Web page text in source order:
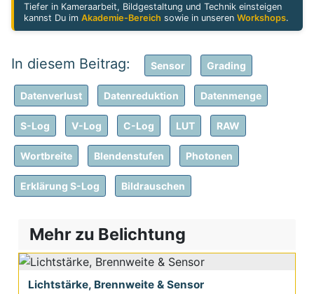
Tiefer in Kameraarbeit, Bildgestaltung und Technik einsteigen
kannst Du imAkademie-Bereich sowie in unserenWorkshops.
Sensor Grading
Datenverlust Datenreduktion Datenmenge
S-Log V-Log C-Log LUT RAW
Wortbreite Blendenstufen Photonen
Erklärung S-Log Bildrauschen
Mehr zu Belichtung
Lichtstärke, Brennweite & Sensor